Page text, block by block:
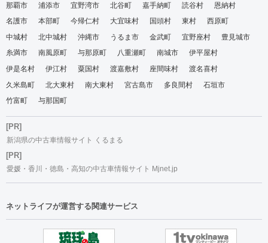
那覇市 浦添市 宜野湾市 北谷町 嘉手納町 読谷村
恩納村
名護市
本部町 今帰仁村 大宜味村 国頭村 東村
西原町
中城村
北中城村 沖縄市 うるま市 金武町 宜野座村
豊見城市
糸満市
南風原町 与那原町 八重瀬町 南城市
伊平屋村
伊是名村
伊江村 粟国村 渡嘉敷村 座間味村
渡名喜村
久米島町
北大東村 南大東村 宮古島市 多良間村
石垣市
竹富町
与那国町
[PR]
新潟県の中古車情報サイト くるまる
[PR]
愛媛・香川・徳島・高知の中古車情報サイト Mjnet.jp
ネットライフが運営する関連サービス